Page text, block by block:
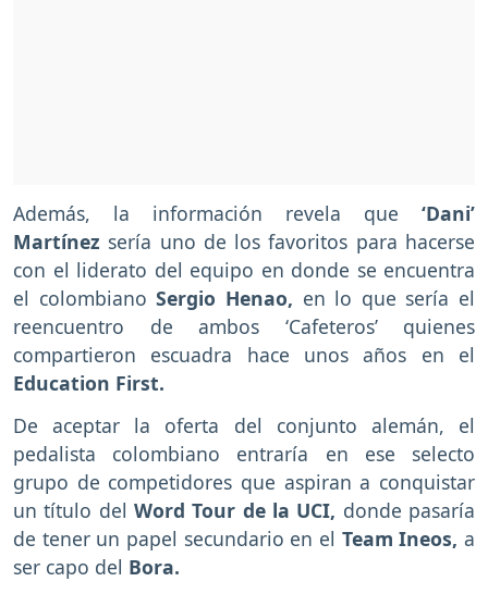
Además, la información revela que ‘Dani’
Martínez sería uno de los favoritos para hacerse
con el liderato del equipo en donde se encuentra
el colombiano Sergio Henao, en lo que sería el
reencuentro de ambos ‘Cafeteros’ quienes
compartieron escuadra hace unos años en el
Education First.
De aceptar la oferta del conjunto alemán, el
pedalista colombiano entraría en ese selecto
grupo de competidores que aspiran a conquistar
un título del Word Tour de la UCI, donde pasaría
de tener un papel secundario en el Team Ineos, a
ser capo del Bora.